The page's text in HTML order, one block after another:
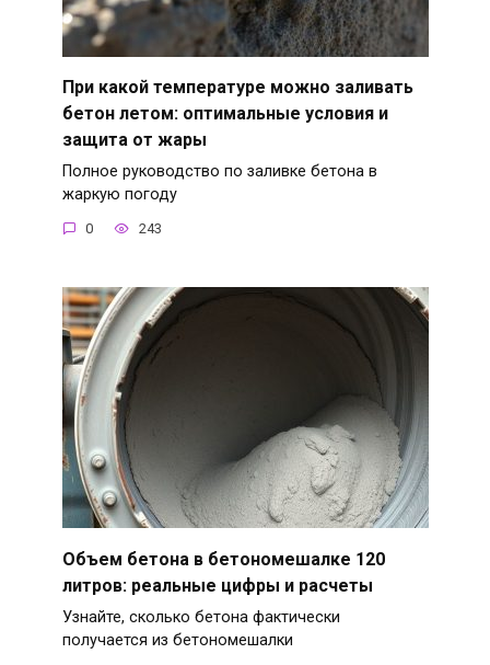
При какой температуре можно заливать
бетон летом: оптимальные условия и
защита от жары
Полное руководство по заливке бетона в
жаркую погоду
0 243
Объем бетона в бетономешалке 120
литров: реальные цифры и расчеты
Узнайте, сколько бетона фактически
получается из бетономешалки